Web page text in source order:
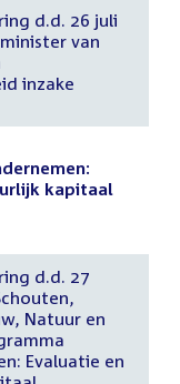
d.d. 26 juli
van
inzake
kapitaal
d.d. 27
Natuur en
Evaluatie en